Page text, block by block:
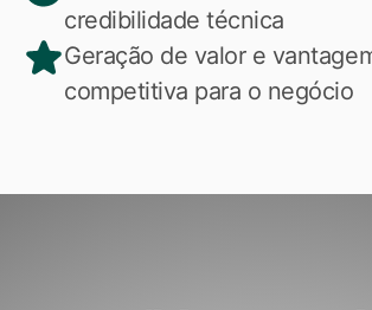
credibilidade técnica
Geração de valor e
competitiva para o negócio